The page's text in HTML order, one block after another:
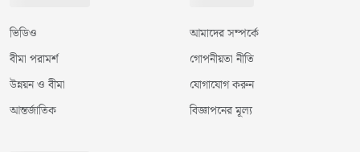
ভিডিও
বীমা পরামর্শ
উন্নয়ন ও বীমা
আন্তর্জাতিক
আমাদের সম্পর্কে
গোপনীয়তা নীতি
যোগাযোগ করুন
বিজ্ঞাপনের মূল্য